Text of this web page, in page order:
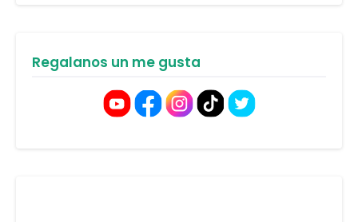
Regalanos un me gusta